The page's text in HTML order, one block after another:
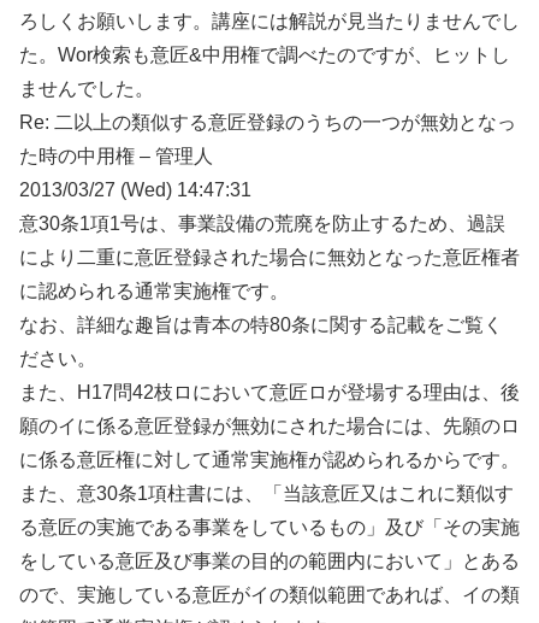
ろしくお願いします。講座には解説が見当たりませんでし
た。Wor検索も意匠&中用権で調べたのですが、ヒットし
ませんでした。
Re: 二以上の類似する意匠登録のうちの一つが無効となっ
た時の中用権 – 管理人
2013/03/27 (Wed) 14:47:31
意30条1項1号は、事業設備の荒廃を防止するため、過誤
により二重に意匠登録された場合に無効となった意匠権者
に認められる通常実施権です。
なお、詳細な趣旨は青本の特80条に関する記載をご覧く
ださい。
また、H17問42枝ロにおいて意匠ロが登場する理由は、後
願のイに係る意匠登録が無効にされた場合には、先願のロ
に係る意匠権に対して通常実施権が認められるからです。
また、意30条1項柱書には、「当該意匠又はこれに類似す
る意匠の実施である事業をしているもの」及び「その実施
をしている意匠及び事業の目的の範囲内において」とある
ので、実施している意匠がイの類似範囲であれば、イの類